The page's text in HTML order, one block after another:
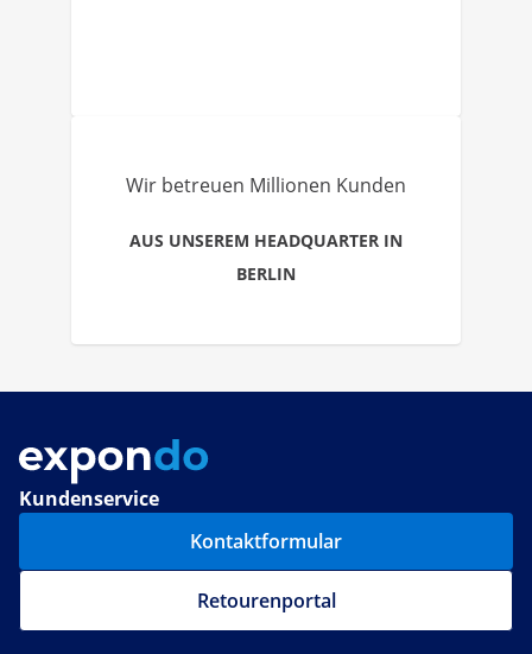
Wir betreuen Millionen Kunden
AUS UNSEREM HEADQUARTER IN
BERLIN
Kundenservice
Kontaktformular
Retourenportal